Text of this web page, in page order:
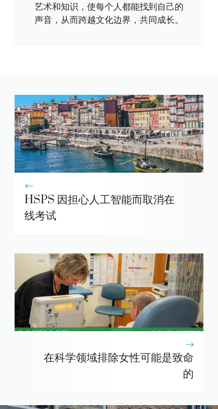
艺术和知识，使每个人都能找到自己的
声音，从而跨越文化边界，共同成长。
HSPS 因担心人工智能而取消在
线考试
在科学领域排除女性可能是致命
的